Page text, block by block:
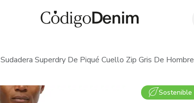
Sudadera Superdry De Piqué Cuello Zip Gris De Hombre
Sostenible